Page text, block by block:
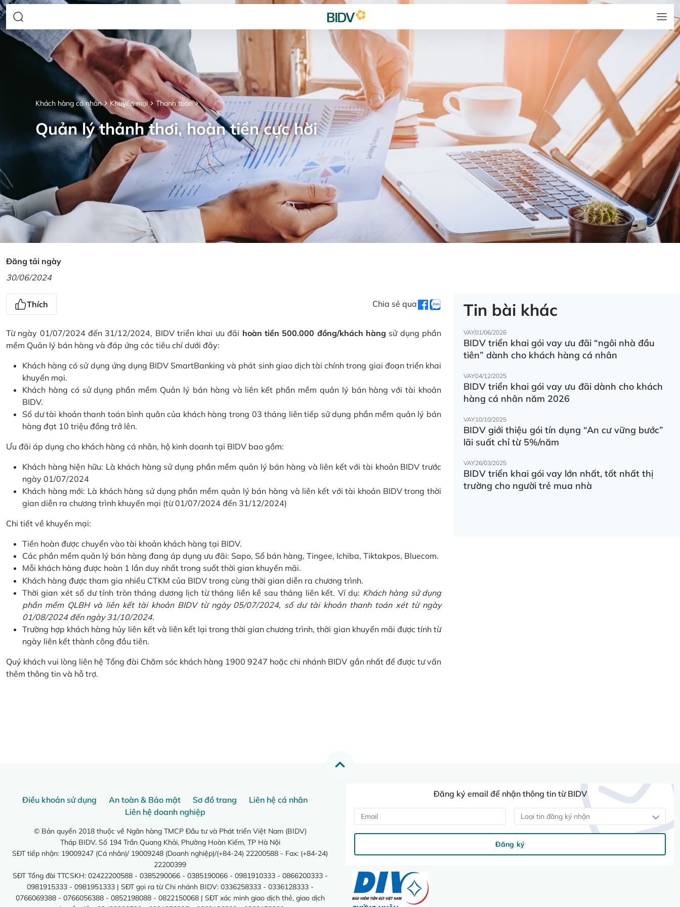
Khách hàng cá nhân Khuyến mại Thanh toán
Quản lý thảnh thơi, hoàn tiền cực hời
Đăng tải ngày
30/06/2024
Thích Chia sẻ qua
Từ ngày 01/07/2024 đến 31/12/2024, BIDV triển khai ưu đãi hoàn tiền 500.000 đồng/khách hàng sử dụng phần
mềm Quản lý bán hàng và đáp ứng các tiêu chí dưới đây:
Khách hàng có sử dụng ứng dụng BIDV SmartBanking và phát sinh giao dịch tài chính trong giai đoạn triển khai
khuyến mại.
Khách hàng có sử dụng phần mềm Quản lý bán hàng và liên kết phần mềm quản lý bán hàng với tài khoản
BIDV.
Số dư tài khoản thanh toán bình quân của khách hàng trong 03 tháng liên tiếp sử dụng phần mềm quản lý bán
hàng đạt 10 triệu đồng trở lên.
Ưu đãi áp dụng cho khách hàng cá nhân, hộ kinh doanh tại BIDV bao gồm:
Khách hàng hiện hữu: Là khách hàng sử dụng phần mềm quản lý bán hàng và liên kết với tài khoản BIDV trước
ngày 01/07/2024
Khách hàng mới: Là khách hàng sử dụng phần mềm quản lý bán hàng và liên kết với tài khoản BIDV trong thời
gian diễn ra chương trình khuyến mại (từ 01/07/2024 đến 31/12/2024)
Chi tiết về khuyến mại:
Tiền hoàn được chuyển vào tài khoản khách hàng tại BIDV.
Các phần mềm quản lý bán hàng đang áp dụng ưu đãi: Sapo, Sổ bán hàng, Tingee, Ichiba, Tiktakpos, Bluecom.
Mỗi khách hàng được hoàn 1 lần duy nhất trong suốt thời gian khuyến mãi.
Khách hàng được tham gia nhiều CTKM của BIDV trong cùng thời gian diễn ra chương trình.
Thời gian xét số dư tính tròn tháng dương lịch từ tháng liền kề sau tháng liên kết. Ví dụ: Khách hàng sử dụng
phần mềm QLBH và liên kết tài khoản BIDV từ ngày 05/07/2024, số dư tài khoản thanh toán xét từ ngày
01/08/2024 đến ngày 31/10/2024.
Trường hợp khách hàng hủy liên kết và liên kết lại trong thời gian chương trình, thời gian khuyến mãi được tính từ
ngày liên kết thành công đầu tiên.
Quý khách vui lòng liên hệ Tổng đài Chăm sóc khách hàng 1900 9247 hoặc chi nhánh BIDV gần nhất để được tư vấn
thêm thông tin và hỗ trợ.
Tin bài khác
VAY01/06/2026
BIDV triển khai gói vay ưu đãi “ngôi nhà đầu
tiên” dành cho khách hàng cá nhân
VAY04/12/2025
BIDV triển khai gói vay ưu đãi dành cho khách
hàng cá nhân năm 2026
VAY10/10/2025
BIDV giới thiệu gói tín dụng “An cư vững bước”
lãi suất chỉ từ 5%/năm
VAY26/03/2025
BIDV triển khai gói vay lớn nhất, tốt nhất thị
trường cho người trẻ mua nhà
Điều khoản sử dụng An toàn & Bảo mật Sơ đồ trang
Liên hệ cá nhân
Liên hệ doanh nghiệp
© Bản quyền 2018 thuộc về Ngân hàng TMCP Đầu tư và Phát triển Việt Nam (BIDV)
Tháp BIDV, Số 194 Trần Quang Khải, Phường Hoàn Kiếm, TP Hà Nội
SĐT tiếp nhận: 19009247 (Cá nhân)/ 19009248 (Doanh nghiệp)/(+84-24) 22200588 - Fax: (+84-24)
22200399
SĐT Tổng đài TTCSKH: 02422200588 - 0385290066 - 0385190066 - 0981910333 - 0866200333 -
0981915333 - 0981951333 | SĐT gọi ra từ Chi nhánh BIDV: 0336258333 - 0336128333 -
0766069388 - 0766056388 - 0852198088 - 0822150068 | SĐT xác minh giao dịch thẻ, giao dịch
Đăng ký email để nhận thông tin từ BIDV
Loại tin đăng ký nhận
Đăng ký